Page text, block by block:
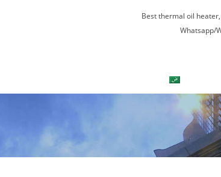
Best thermal oil
Whatsapp/